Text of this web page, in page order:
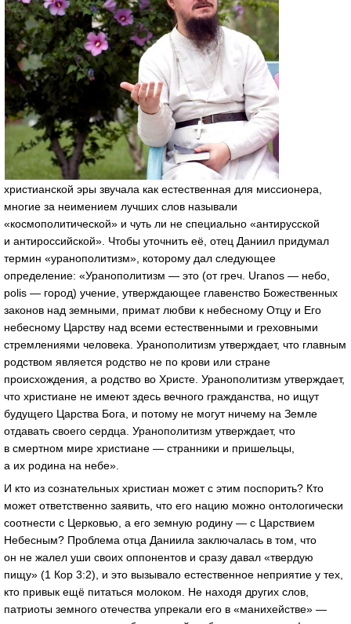
христианской эры звучала как естественная для миссионера,
многие за неимением лучших слов называли
«космополитической» и чуть ли не специально «антирусской
и антироссийской». Чтобы уточнить её, отец Даниил придумал
термин «уранополитизм», которому дал следующее
определение: «Уранополитизм — это (от греч. Uranos — небо,
polis — город) учение, утверждающее главенство Божественных
законов над земными, примат любви к небесному Отцу и Его
небесному Царству над всеми естественными и греховными
стремлениями человека. Уранополитизм утверждает, что главным
родством является родство не по крови или стране
происхождения, а родство во Христе. Уранополитизм утверждает,
что христиане не имеют здесь вечного гражданства, но ищут
будущего Царства Бога, и потому не могут ничему на Земле
отдавать своего сердца. Уранополитизм утверждает, что
в смертном мире христиане — странники и пришельцы,
а их родина на небе».
И кто из сознательных христиан может с этим поспорить? Кто
может ответственно заявить, что его нацию можно онтологически
соотнести с Церковью, а его земную родину — с Царствием
Небесным? Проблема отца Даниила заключалась в том, что
он не жалел уши своих оппонентов и сразу давал «твердую
пищу» (1 Кор 3:2), и это вызывало естественное неприятие у тех,
кто привык ещё питаться молоком. Не находя других слов,
патриоты земного отечества упрекали его в «манихействе» —